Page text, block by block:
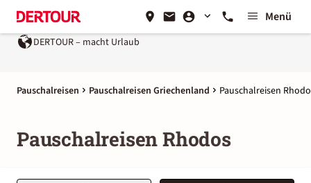
Menü
DERTOUR – macht Urlaub
Pauschalreisen Pauschalreisen Griechenland Pauschalreisen
Pauschalreisen Rhodos